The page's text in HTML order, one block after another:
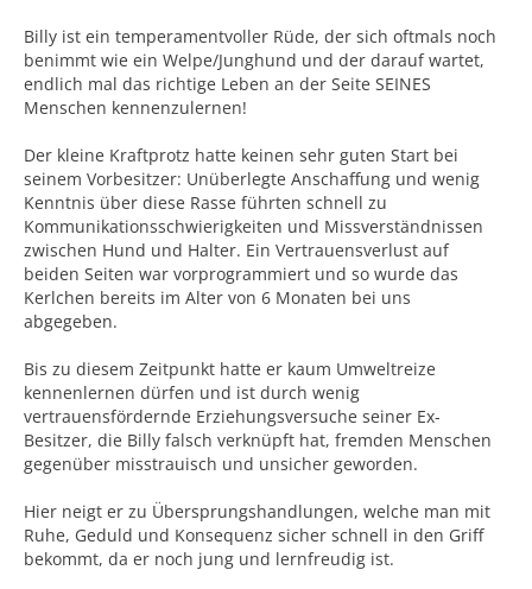
Billy ist ein temperamentvoller Rüde, der sich oftmals noch
benimmt wie ein Welpe/Junghund und der darauf wartet,
endlich mal das richtige Leben an der Seite SEINES
Menschen kennenzulernen!
Der kleine Kraftprotz hatte keinen sehr guten Start bei
seinem Vorbesitzer: Unüberlegte Anschaffung und wenig
Kenntnis über diese Rasse führten schnell zu
Kommunikationsschwierigkeiten und Missverständnissen
zwischen Hund und Halter. Ein Vertrauensverlust auf
beiden Seiten war vorprogrammiert und so wurde das
Kerlchen bereits im Alter von 6 Monaten bei uns
abgegeben.
Bis zu diesem Zeitpunkt hatte er kaum Umweltreize
kennenlernen dürfen und ist durch wenig
vertrauensfördernde Erziehungsversuche seiner Ex-
Besitzer, die Billy falsch verknüpft hat, fremden Menschen
gegenüber misstrauisch und unsicher geworden.
Hier neigt er zu Übersprungshandlungen, welche man mit
Ruhe, Geduld und Konsequenz sicher schnell in den Griff
bekommt, da er noch jung und lernfreudig ist.